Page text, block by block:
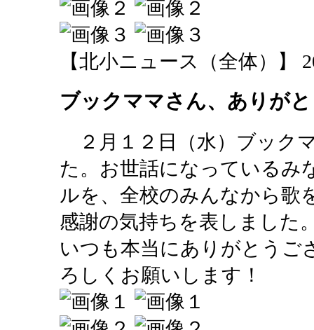
【北小ニュース（全体）】
ブックママさん、ありが
２月１２日（水）ブック
た。お世話になっているみ
ルを、全校のみんなから歌
感謝の気持ちを表しました
いつも本当にありがとうご
ろしくお願いします！